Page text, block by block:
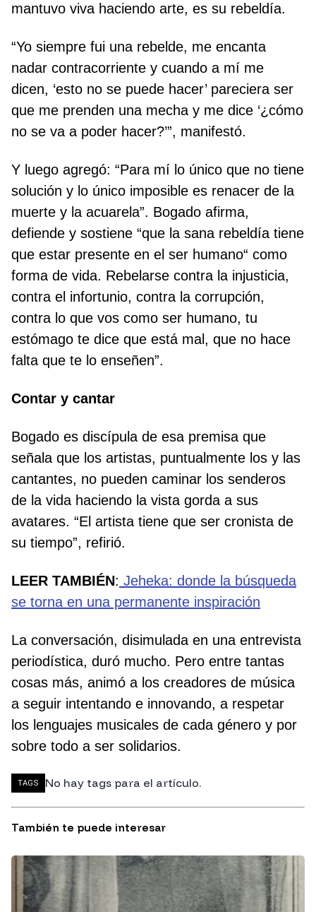
mantuvo viva haciendo arte, es su rebeldía.
“Yo siempre fui una rebelde, me encanta
nadar contracorriente y cuando a mí me
dicen, ‘esto no se puede hacer’ pareciera ser
que me prenden una mecha y me dice ‘¿cómo
no se va a poder hacer?’”, manifestó.
Y luego agregó: “Para mí lo único que no tiene
solución y lo único imposible es renacer de la
muerte y la acuarela”. Bogado afirma,
defiende y sostiene “que la sana rebeldía tiene
que estar presente en el ser humano“ como
forma de vida. Rebelarse contra la injusticia,
contra el infortunio, contra la corrupción,
contra lo que vos como ser humano, tu
estómago te dice que está mal, que no hace
falta que te lo enseñen”.
Contar y cantar
Bogado es discípula de esa premisa que
señala que los artistas, puntualmente los y las
cantantes, no pueden caminar los senderos
de la vida haciendo la vista gorda a sus
avatares. “El artista tiene que ser cronista de
su tiempo”, refirió.
LEER TAMBIÉN: Jeheka: donde la búsqueda
se torna en una permanente inspiración
La conversación, disimulada en una entrevista
periodística, duró mucho. Pero entre tantas
cosas más, animó a los creadores de música
a seguir intentando e innovando, a respetar
los lenguajes musicales de cada género y por
sobre todo a ser solidarios.
TAGS No hay tags para el artículo.
También te puede interesar